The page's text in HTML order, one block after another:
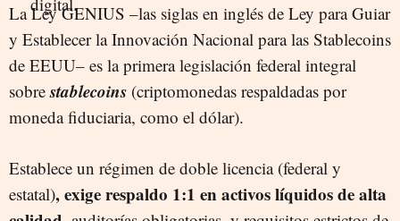
La Ley GENIUS –las siglas en inglés de Ley para Guiar
y Establecer la Innovación Nacional para las Stablecoins
de EEUU– es la primera legislación federal integral
sobrestablecoins (criptomonedas respaldadas por
moneda fiduciaria, como el dólar).
Establece un régimen de doble licencia (federal y
estatal), exige respaldo 1:1 en activos líquidos de alta